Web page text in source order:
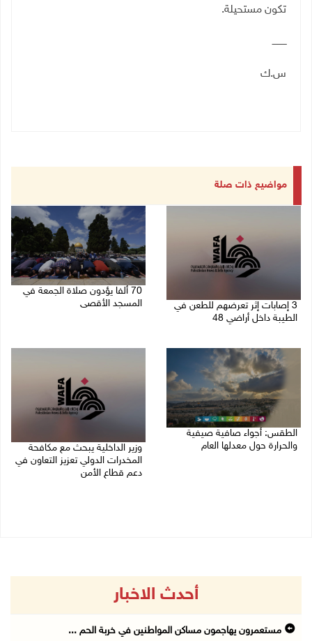
تكون مستحيلة.
ــــــــــ
س.ك
مواضيع ذات صلة
3 إصابات إثر تعرضهم للطعن في
الطيبة داخل أراضي 48
70 ألفا يؤدون صلاة الجمعة في
المسجد الأقصى
الطقس: أجواء صافية صيفية
والحرارة حول معدلها العام
وزير الداخلية يبحث مع مكافحة
المخدرات الدولي تعزيز التعاون في
دعم قطاع الأمن
أحدث الاخبار
مستعمرون يهاجمون مساكن المواطنين في خربة الحم ...